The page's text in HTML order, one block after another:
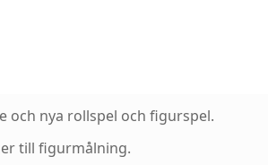
och nya rollspel och figurspel.
till figurmålning.